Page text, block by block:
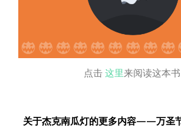
点击这里来阅读这本书
关于杰克南瓜灯的更多内容——万圣